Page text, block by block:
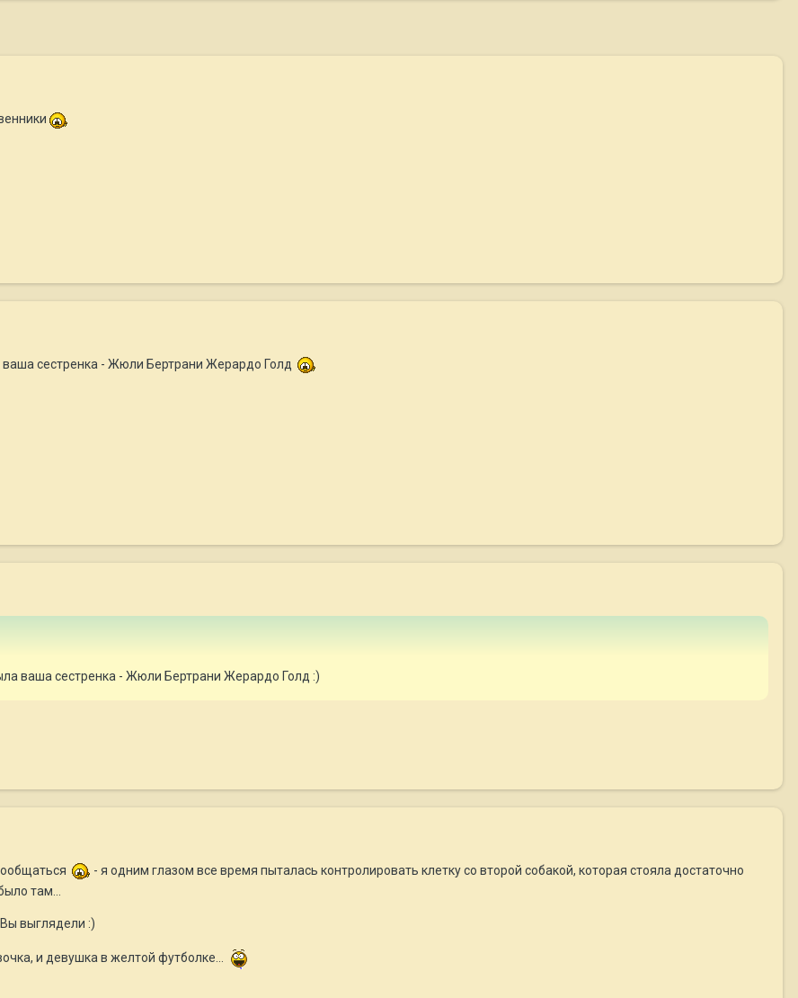
ваша сестренка - Жюли Бертрани Жерардо Голд
ваша сестренка - Жюли Бертрани Жерардо Голд :)
- я одним глазом все время пыталась контролировать клетку со второй собакой, которая стояла достаточно
там...
выглядели :)
и девушка в желтой футболке...